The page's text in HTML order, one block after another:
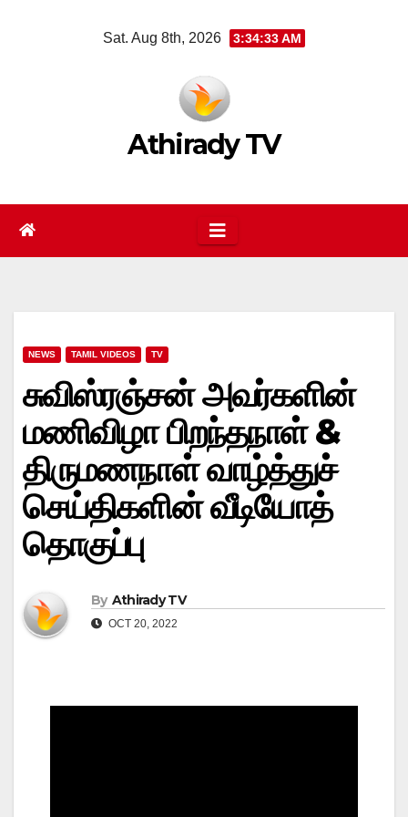
Sat. Aug 8th, 2026 3:34:34 AM
Athirady TV
NEWS TAMIL VIDEOS TV
சுவிஸ்ரஞ்சன் அவர்களின்
மணிவிழா பிறந்தநாள் &
திருமணநாள் வாழ்த்துச்
செய்திகளின் வீடியோத்
தொகுப்பு
By Athirady TV
OCT 20, 2022